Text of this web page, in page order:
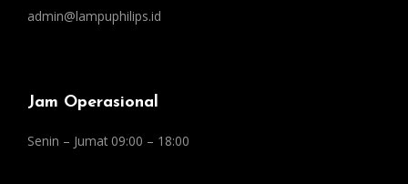
admin@lampuphilips.id
Jam Operasional
Senin – Jumat 09:00 – 18:00